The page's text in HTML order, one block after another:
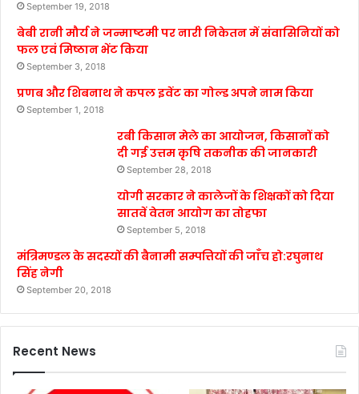
September 19, 2018
बेबी रानी मौर्य ने जन्माष्टमी पर नारी निकेतन में संवासिनियों को
फल एवं मिष्ठान भेंट किया
September 3, 2018
प्रणब और शिबनाथ ने कपल इवेंट का गोल्ड अपने नाम किया
September 1, 2018
रबी किसान मेले का आयोजन, किसानों को
दी गई उत्तम कृषि तकनीक की जानकारी
September 28, 2018
योगी सरकार ने कालेजों के शिक्षकों को दिया
सातवें वेतन आयोग का तोहफा
September 5, 2018
मंत्रिमण्डल के सदस्यों की बैनामी सम्पत्तियों की जाँच हो:रघुनाथ
सिंह नेगी
September 20, 2018
Recent News